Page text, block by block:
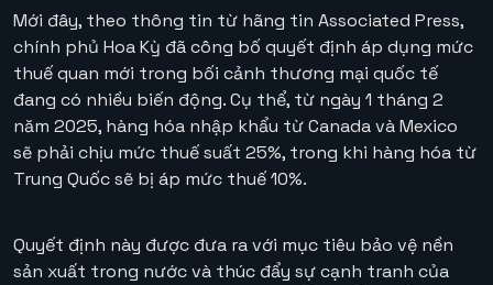
Mới đây, theo thông tin từ hãng tin Associated Press,
chính phủ Hoa Kỳ đã công bố quyết định áp dụng mức
thuế quan mới trong bối cảnh thương mại quốc tế
đang có nhiều biến động. Cụ thể, từ ngày 1 tháng 2
năm 2025, hàng hóa nhập khẩu từ Canada và Mexico
sẽ phải chịu mức thuế suất 25%, trong khi hàng hóa từ
Trung Quốc sẽ bị áp mức thuế 10%.
Quyết định này được đưa ra với mục tiêu bảo vệ nền
sản xuất trong nước và thúc đẩy sự cạnh tranh của